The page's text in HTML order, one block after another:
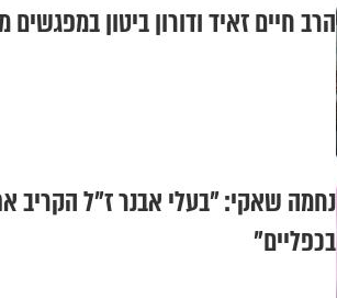
הרב חיים זאיד ודורון ביטון
נחמה שאקי: "בעלי אבנר ז"ל הקריב
בכפליים"